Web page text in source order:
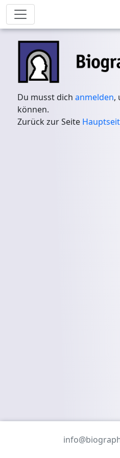
Du musst dichanmelden,
können.
Zurück zur Seite